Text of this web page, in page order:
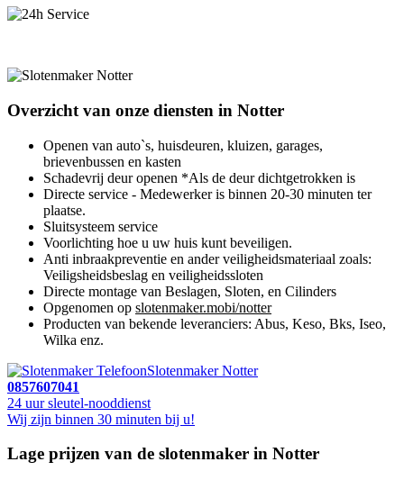
Overzicht van onze diensten in Notter
Openen van auto`s, huisdeuren, kluizen, garages,
brievenbussen en kasten
Schadevrij deur openen *Als de deur dichtgetrokken is
Directe service - Medewerker is binnen 20-30 minuten ter
plaatse.
Sluitsysteem service
Voorlichting hoe u uw huis kunt beveiligen.
Anti inbraakpreventie en ander veiligheidsmateriaal zoals:
Veiligsheidsbeslag en veiligheidssloten
Directe montage van Beslagen, Sloten, en Cilinders
Opgenomen op slotenmaker.mobi/notter
Producten van bekende leveranciers: Abus, Keso, Bks, Iseo,
Wilka enz.
Slotenmaker Notter
0857607041
24 uur sleutel-nooddienst
Wij zijn binnen 30 minuten bij u!
Lage prijzen van de slotenmaker in Notter